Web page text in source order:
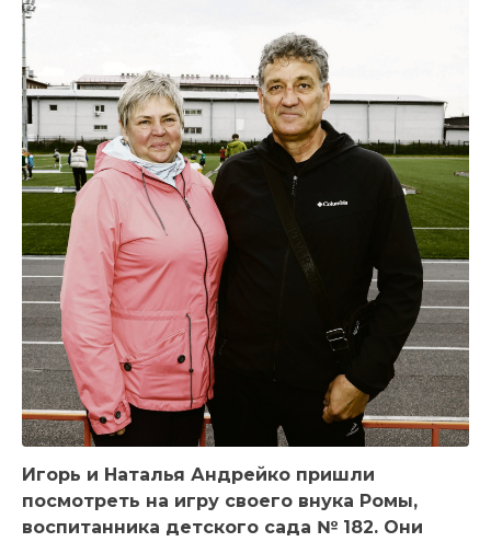
Игорь и Наталья Андрейко пришли
посмотреть на игру своего внука Ромы,
воспитанника детского сада № 182. Они